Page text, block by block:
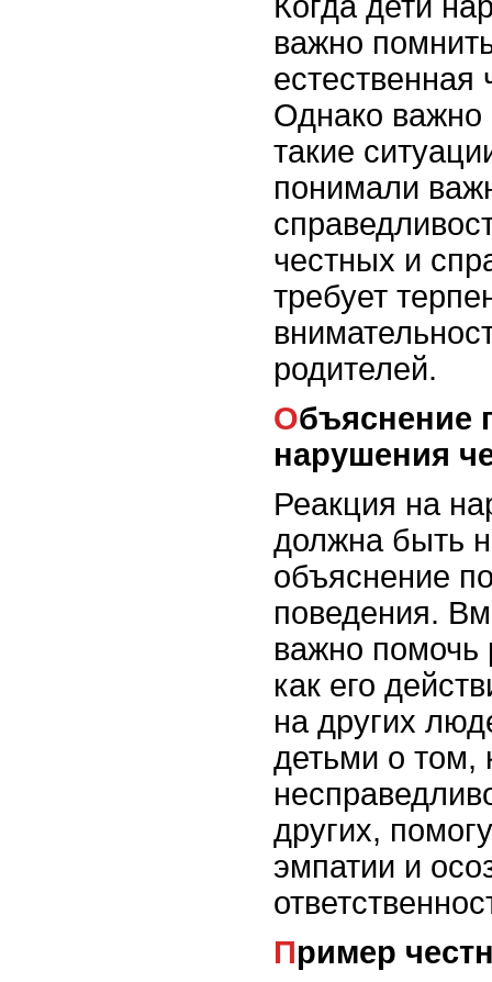
важно
естественная
Однако важно
такие
понимали
честных и
требует
родителей.
Объяснение последствий
нарушения
Реакция на
должна быть
объяснение
поведения.
важно помочь
как его
на других
детьми о том,
других,
эмпатии и
Пример